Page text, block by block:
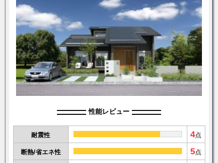
性能レビュー
耐震性 4点
断熱/省エネ性 5点